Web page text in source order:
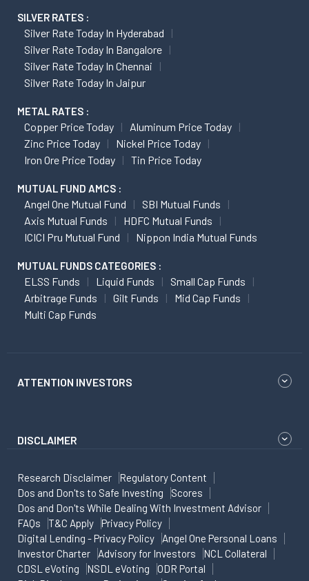
SILVER RATES :
Silver Rate Today In Hyderabad
Silver Rate Today In Bangalore
Silver Rate Today In Chennai
Silver Rate Today In Jaipur
METAL RATES :
Copper Price Today
Aluminum Price Today
Zinc Price Today
Nickel Price Today
Iron Ore Price Today
Tin Price Today
MUTUAL FUND AMCS :
Angel One Mutual Fund
SBI Mutual Funds
Axis Mutual Funds
HDFC Mutual Funds
ICICI Pru Mutual Fund
Nippon India Mutual Funds
MUTUAL FUNDS CATEGORIES :
ELSS Funds Liquid Funds
Small Cap Funds
Arbitrage Funds
Gilt Funds
Mid Cap Funds
Multi Cap Funds
ATTENTION INVESTORS
DISCLAIMER
Research Disclaimer
Regulatory Content
Dos and Don'ts to Safe Investing
Scores
Dos and Don'ts While Dealing With Investment Advisor
FAQs
T&C Apply
Privacy Policy
Digital Lending - Privacy Policy
Angel One Personal Loans
Investor Charter
Advisory for Investors
NCL Collateral
CDSL eVoting
NSDL eVoting
ODR Portal